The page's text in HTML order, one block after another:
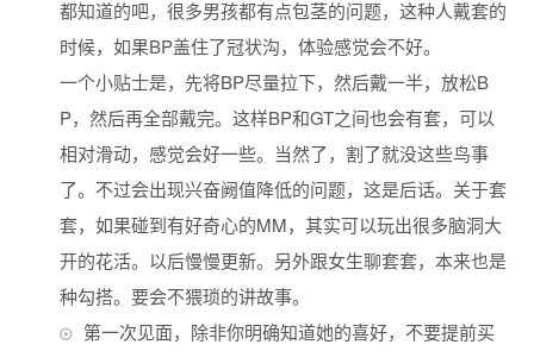
都知道的吧，很多男孩都有点包茎的问题，这种人戴套的
时候，如果BP盖住了冠状沟，体验感觉会不好。
一个小贴士是，先将BP尽量拉下，然后戴一半，放松B
P，然后再全部戴完。这样BP和GT之间也会有套，可以
相对滑动，感觉会好一些。当然了，割了就没这些鸟事
了。不过会出现兴奋阙值降低的问题，这是后话。关于套
套，如果碰到有好奇心的MM，其实可以玩出很多脑洞大
开的花活。以后慢慢更新。另外跟女生聊套套，本来也是
种勾搭。要会不猥琐的讲故事。
第一次见面，除非你明确知道她的喜好，不要提前买